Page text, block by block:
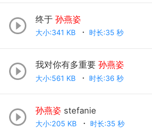
终于 孙燕姿
大小:341 KB 时长:35 秒
我对你有多重要 孙燕姿
大小:561 KB 时长:36 秒
孙燕姿stefanie
大小:205 KB 时长:35 秒